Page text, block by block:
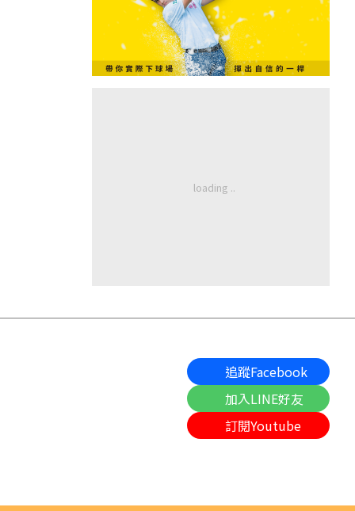
追蹤Facebook
加入LINE好友
訂閱Youtube